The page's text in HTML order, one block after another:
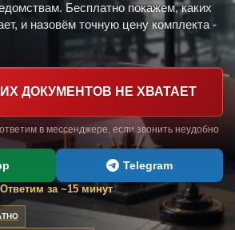
Бесплатно покажем, каких
и назовём точную цену комплекта -
ДОКУМЕНТОВ НЕ ХВАТАЕТ
в мессенджере, если звонить неудобно
Telegram
Ответим за ~15 минут